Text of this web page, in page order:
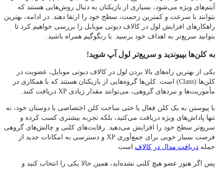
آیتم‌های ویژه می‌شود، بسیاری از بازیکنان به دنبال روش‌هایی هستند که
بتوانند با سرعت و کمترین زحمت، سطح خود را ارتقا دهند. در ادامه، بهترین
راهکارهای افزایش لول در کالاف دیوتی موبایل را بررسی خواهیم کرد تا
بتوانید سریع‌تر به اهداف خود برسید. با رنگوگیم همراه باشید.
به کلن‌ها بپیوندید و سریع‌تر لول آپ شوید!
یکی از بهترین راه‌های بالا بردن لول در کالاف دیوتی موبایل، عضویت در
کلن‌ها (Clans) است. کلن‌ها گروه‌هایی از بازیکنان هستند که با همکاری در
مأموریت‌ها و نبردهای گروهی، می‌توانند مقدار زیادی XP دریافت کنند.
با پیوستن به یک کلن فعال یا حتی ساخت کلن اختصاصی با دوستان خود، نه‌
تنها پاداش‌های ویژه دریافت می‌کنید، بلکه تجربه بیشتری کسب کرده و
سریع‌تر سطح خود را افزایش می‌دهید. رقابت‌های کلنی و چالش‌های گروهی
فرصت بسیار خوبی برای جمع‌آوری XP و دسترسی به امکانات جدید از
جمله دریافت مدال در کالاف است.
پس اگر هنوز عضو هیچ کلنی نشده‌اید، همین حالا یکی را انتخاب کنید و